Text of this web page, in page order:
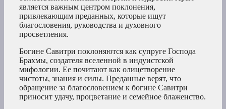
является важным центром поклонения,
привлекающим преданных, которые ищут
благословения, руководства и духовного
просветления.
Богине Савитри поклоняются как супруге Господа
Брахмы, создателя вселенной в индуистской
мифологии. Ее почитают как олицетворение
чистоты, знания и силы. Преданные верят, что
обращение за благословением к богине Савитри
приносит удачу, процветание и семейное блаженство.